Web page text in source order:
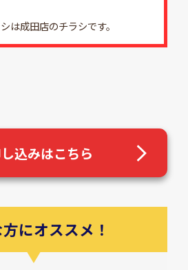
は成田店のチラシです。
込みはこちら
にオススメ！